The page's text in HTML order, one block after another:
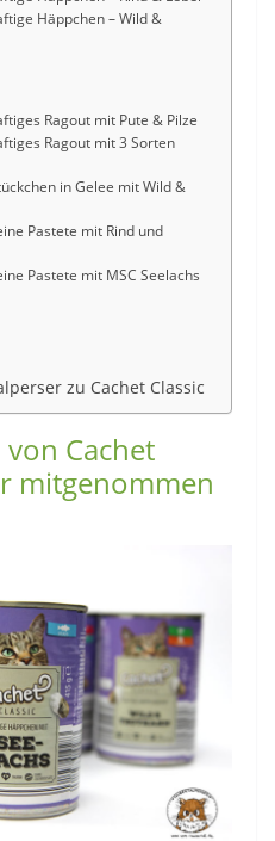
Häppchen – Wild &
Ragout mit Pute & Pilze
Ragout mit 3 Sorten
in Gelee mit Wild &
Pastete mit Rind und
Pastete mit MSC Seelachs
zu Cachet Classic
Cachet
mitgenommen